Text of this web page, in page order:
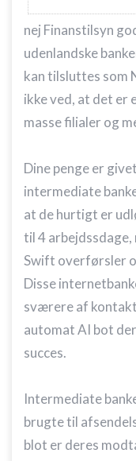
nej Finanstilsyn
udenlandske
kan tilsluttes som
ikke ved, at det er
masse filialer og
Dine penge er
intermediate
at de hurtigt er
til 4 arbejdssdage,
Swift overførsler
Disse
sværere af
automat AI bot
succes.
Intermediate
brugte til
blot er deres